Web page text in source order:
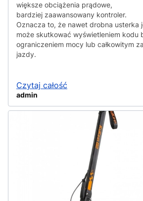
większe obciążenia prądowe,
bardziej zaawansowany kontroler.
Oznacza to, że nawet drobna usterka
może skutkować wyświetleniem kodu
ograniczeniem mocy lub całkowitym
jazdy.
Czytaj całość
admin